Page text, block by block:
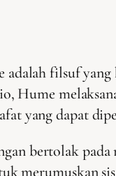
adalah filsuf
Hume
yang dapat
bertolak pada
merumuskan